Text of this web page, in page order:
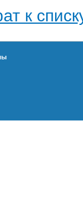
к